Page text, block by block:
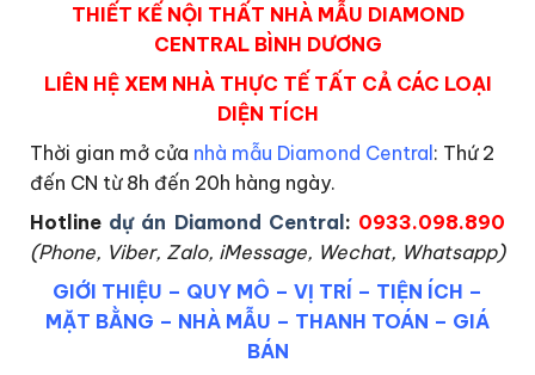
THIẾT KẾ NỘI THẤT NHÀ MẪU DIAMOND
CENTRAL BÌNH DƯƠNG
LIÊN HỆ XEM NHÀ THỰC TẾ TẤT CẢ CÁC LOẠI
DIỆN TÍCH
Thời gian mở cửa nhà mẫu Diamond Central: Thứ 2
đến CN từ 8h đến 20h hàng ngày.
Hotline dự án Diamond Central: 0933.098.890
(Phone, Viber, Zalo, iMessage, Wechat, Whatsapp)
GIỚI THIỆU – QUY MÔ – VỊ TRÍ – TIỆN ÍCH –
MẶT BẰNG – NHÀ MẪU – THANH TOÁN – GIÁ
BÁN